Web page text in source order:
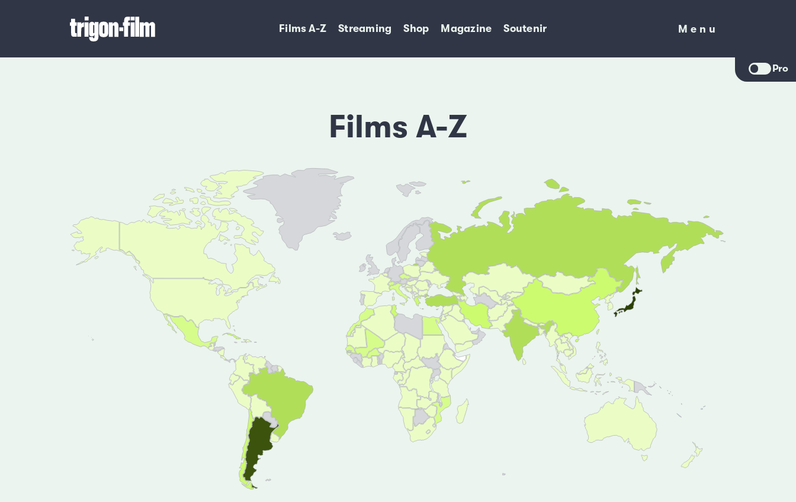
Films A-Z Streaming Shop Magazine Soutenir
Menu
Menu
Pro
Films A-Z